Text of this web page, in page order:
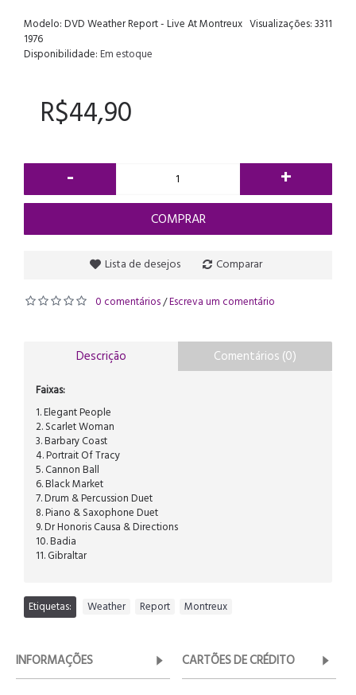
Visualizações: 3311
Modelo:DVD Weather Report - Live At Montreux
1976
Disponibilidade:Em estoque
R$44,90
- +
COMPRAR
Lista de desejos Comparar
0 comentários/Escreva um comentário
Descrição Comentários (0)
Faixas:
1. Elegant People
2. Scarlet Woman
3. Barbary Coast
4. Portrait Of Tracy
5. Cannon Ball
6. Black Market
7. Drum & Percussion Duet
8. Piano & Saxophone Duet
9. Dr Honoris Causa & Directions
10. Badia
11. Gibraltar
Etiquetas: Weather Report Montreux
INFORMAÇÕES CARTÕES DE CRÉDITO